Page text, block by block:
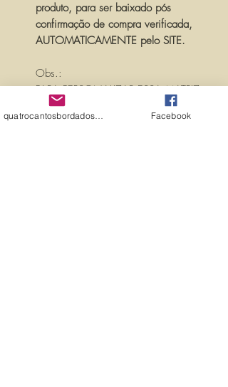
produto, para ser baixado pós
confirmação de compra verificada,
AUTOMATICAMENTE pelo SITE.
Obs.:
PARA PERSONALIZAR ESSA MATRIZ,
ACRESCENTANDO TEXTOS OU
NOMES, É SÓ ENTRAR EM
Facebook